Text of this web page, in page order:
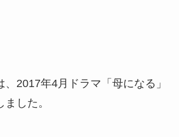
2017年4月ドラマ「母になる」
した。